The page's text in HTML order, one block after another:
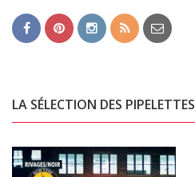
LA SÉLECTION DES PIPELETTES